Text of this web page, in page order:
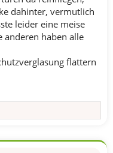
dahinter, vermutlich
leider eine meise
anderen haben alle
flattern